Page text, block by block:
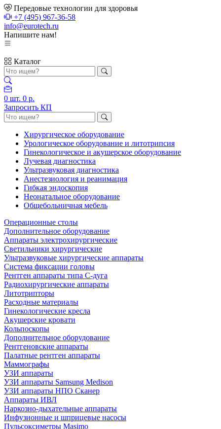
Передовые технологии для здоровья
+7 (495) 967-36-58
info@eurotech.ru
Напишите нам!
Каталог
0 шт. 0 р.
Запросить КП
Хирургическое оборудование
Урологическое оборудование и литотрипсия
Гинекологическое и акушерское оборудование
Лучевая диагностика
Ультразвуковая диагностика
Анестезиология и реанимация
Гибкая эндоскопия
Неонатальное оборудование
Общебольничная мебель
Операционные столы
Дополнительное оборудование
Аппараты электрохирургические
Светильники хирургические
Ультразвуковые хирургические аппараты
Система фиксации головы
Рентген аппараты типа С-дуга
Радиохирургические аппараты
Литотрипторы
Расходные материалы
Гинекологические кресла
Акушерские кровати
Кольпоскопы
Дополнительное оборудование
Рентгеновские аппараты
Палатные рентген аппараты
Маммографы
УЗИ аппараты
УЗИ аппараты Samsung Medison
УЗИ аппараты НПО Сканер
Аппараты ИВЛ
Наркозно-дыхательные аппараты
Инфузионные и шприцевые насосы
Пульсоксиметры Masimo